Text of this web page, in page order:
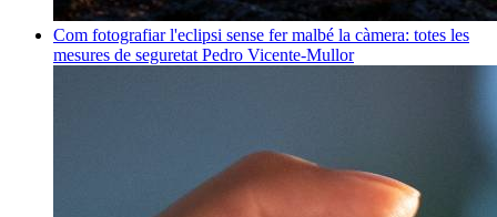
Com fotografiar l'eclipsi sense fer malbé la càmera: totes les
mesures de seguretat Pedro Vicente-Mullor